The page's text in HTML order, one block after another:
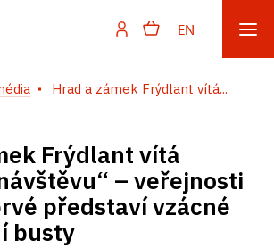
EN
Hrad a zámek Frýdlant vítá...
Frýdlant vítá
– veřejnosti
představí vzácné
busty